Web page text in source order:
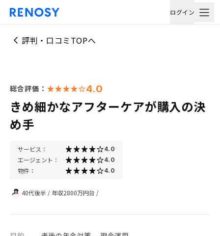
ログイン
評判・口コミTOPへ
総合評価： 4.0
きめ細かなアフターケアが購入の決
め手
サービス： 4.0
エージェント： 4.0
物件： 4.0
40代後半 / 年収2800万円台 /